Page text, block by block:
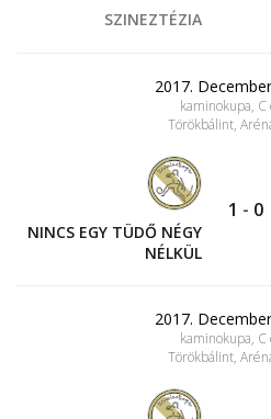
SZINEZTÉZIA
2017.
kaminokupa, C
Törökbálint,
NINCS EGY TÜDŐ NÉGY
NÉLKÜL
1 - 0
2017.
kaminokupa, C
Törökbálint,